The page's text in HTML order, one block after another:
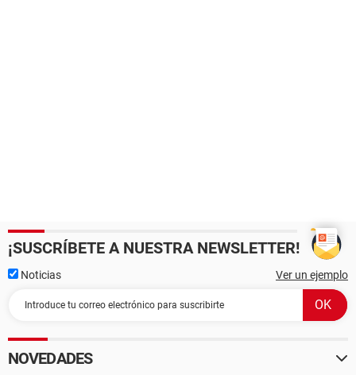
¡SUSCRÍBETE A NUESTRA NEWSLETTER!
Noticias Ver un ejemplo
NOVEDADES